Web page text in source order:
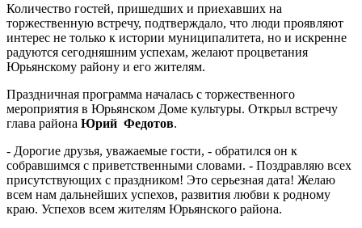
Количество гостей, пришедших и приехавших на
торжественную встречу, подтверждало, что люди проявляют
интерес не только к истории муниципалитета, но и искренне
радуются сегодняшним успехам, желают процветания
Юрьянскому району и его жителям.
Праздничная программа началась с торжественного
мероприятия в Юрьянском Доме культуры. Открыл встречу
глава района Юрий Федотов.
- Дорогие друзья, уважаемые гости, - обратился он к
собравшимся с приветственными словами. - Поздравляю всех
присутствующих с праздником! Это серьезная дата! Желаю
всем нам дальнейших успехов, развития любви к родному
краю. Успехов всем жителям Юрьянского района.